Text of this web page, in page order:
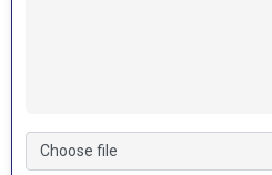
Choose file